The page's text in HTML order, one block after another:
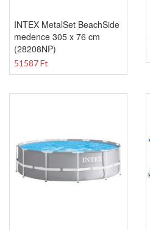
INTEX MetalSet BeachSide
medence 305 x 76 cm
(28208NP)
51587 Ft